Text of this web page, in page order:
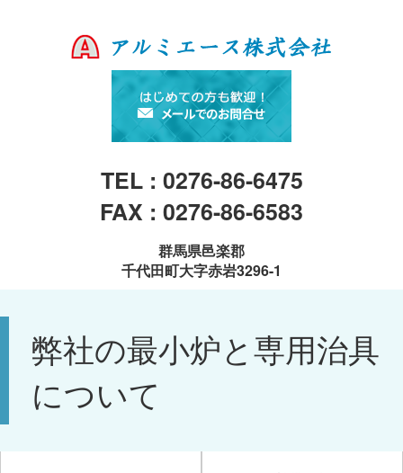
TEL : 0276-86-6475
FAX : 0276-86-6583
群馬県邑楽郡
千代田町大字赤岩3296-1
弊社の最小炉と専用治具
について